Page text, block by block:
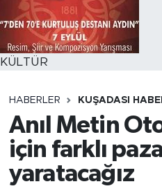
KÜLTÜR
HABERLER KUŞADASI
Anıl Metin
için farklı
yaratacağız